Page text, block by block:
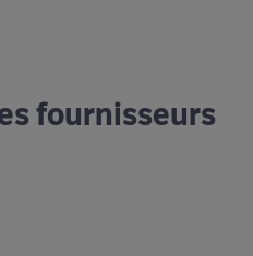
fournisseurs